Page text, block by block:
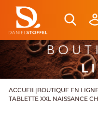
ACCUEIL| BOUTIQUE EN
TABLETTE XXL NAISSANCE